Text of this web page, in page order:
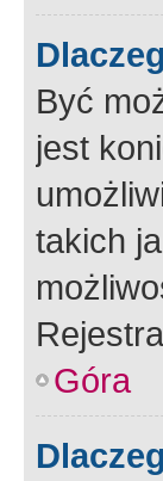
Być
jest
takich
Góra